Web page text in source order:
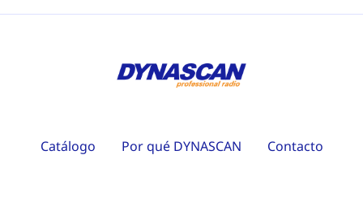
Catálogo Por qué DYNASCAN Contacto